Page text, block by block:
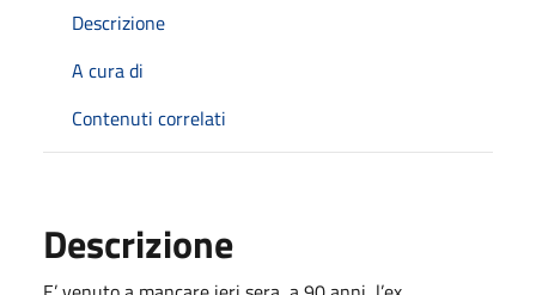
Descrizione
A cura di
Contenuti correlati
Descrizione